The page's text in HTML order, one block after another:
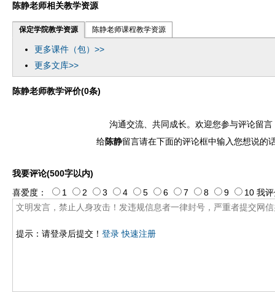
陈静老师相关教学资源
保定学院教学资源 陈静老师课程教学资源
更多课件（包）>>
更多文库>>
陈静老师教学评价(0条)
沟通交流、共同成长。欢迎您参与评论留言
给陈静留言请在下面的评论框中输入您想说的
我要评论(500字以内)
提示：请登录后提交！ 登录 快速注册
喜爱度： 1 2 3 4 5 6 7 8 9 10 我评